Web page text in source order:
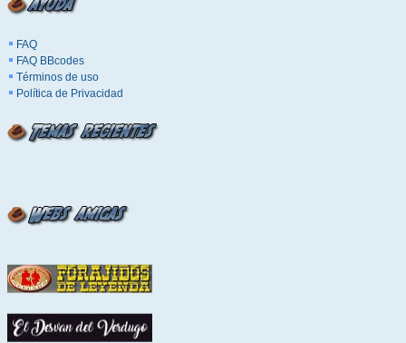
FAQ
FAQ BBcodes
Términos de uso
Política de Privacidad